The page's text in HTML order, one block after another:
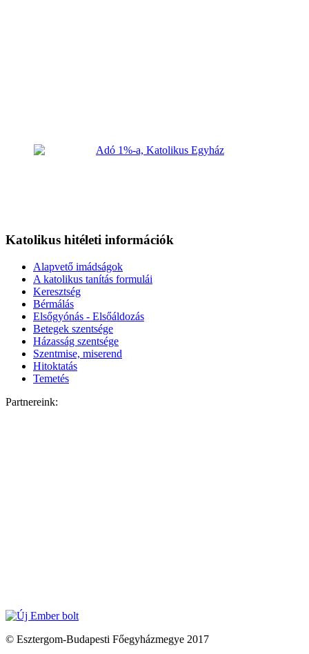
Katolikus hitéleti információk
Alapvető imádságok
A katolikus tanítás formulái
Keresztség
Bérmálás
Elsőgyónás - Elsőáldozás
Betegek szentsége
Házasság szentsége
Szentmise, miserend
Hitoktatás
Temetés
Partnereink:
© Esztergom-Budapesti Főegyházmegye 2017